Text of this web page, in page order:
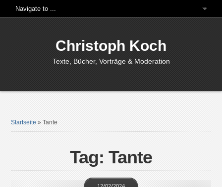
Christoph Koch
Texte, Bücher, Vorträge & Moderation
Startseite »Tante
Tag: Tante